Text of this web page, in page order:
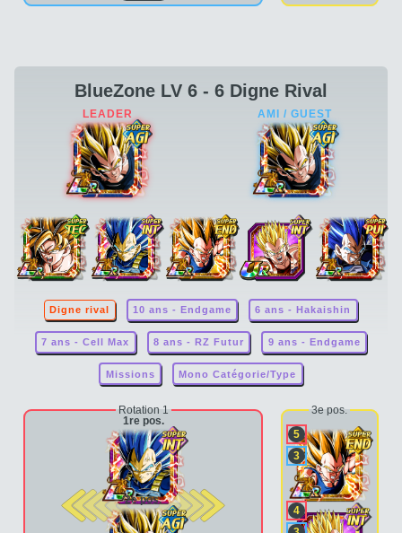
BlueZone LV 6 - 6 Digne Rival
Digne rival 10 ans - Endgame 6 ans - Hakaishin
7 ans - Cell Max 8 ans - RZ Futur 9 ans - Endgame
Missions Mono Catégorie/Type
Rotation 1
1re pos.
2e pos.
3e pos.
5
3
4